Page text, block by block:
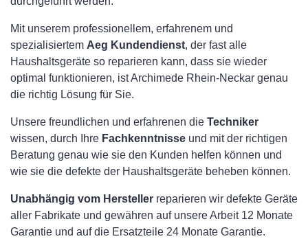
Mit unserem professionellem, erfahrenem und
spezialisiertem Aeg Kundendienst, der fast alle
Haushaltsgeräte so reparieren kann, dass sie wieder
optimal funktionieren, ist Archimede Rhein-Neckar genau
die richtig Lösung für Sie.
Unsere freundlichen und erfahrenen die Techniker
wissen, durch Ihre Fachkenntnisse und mit der richtigen
Beratung genau wie sie den Kunden helfen können und
wie sie die defekte der Haushaltsgeräte beheben können.
Unabhängig vom Hersteller reparieren wir defekte Geräte
aller Fabrikate und gewähren auf unsere Arbeit 12 Monate
Garantie und auf die Ersatzteile 24 Monate Garantie.